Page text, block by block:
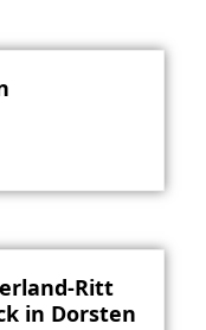
Ritt
in Dorsten